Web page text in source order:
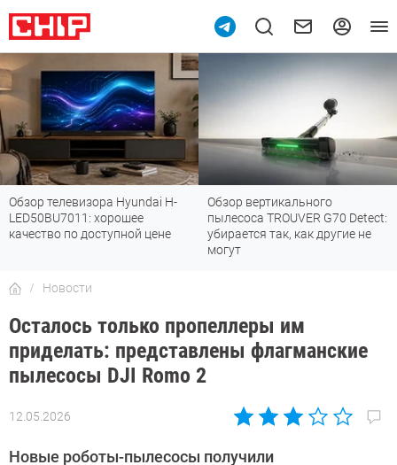
Обзор телевизора Hyundai H-
LED50BU7011: хорошее
качество по доступной цене
Обзор вертикального
пылесоса TROUVER G70 Detect:
убирается так, как другие не
могут
Новости
Осталось только пропеллеры им
приделать: представлены флагманские
пылесосы DJI Romo 2
12.05.2026
Автор:
Новые роботы-пылесосы получили